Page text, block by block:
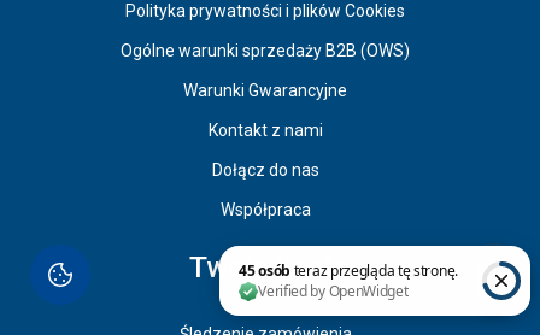
Polityka prywatności i plików Cookies
Ogólne warunki sprzedaży B2B (OWS)
Warunki Gwarancyjne
Kontakt z nami
Dołącz do nas
Współpraca
Twoje konto